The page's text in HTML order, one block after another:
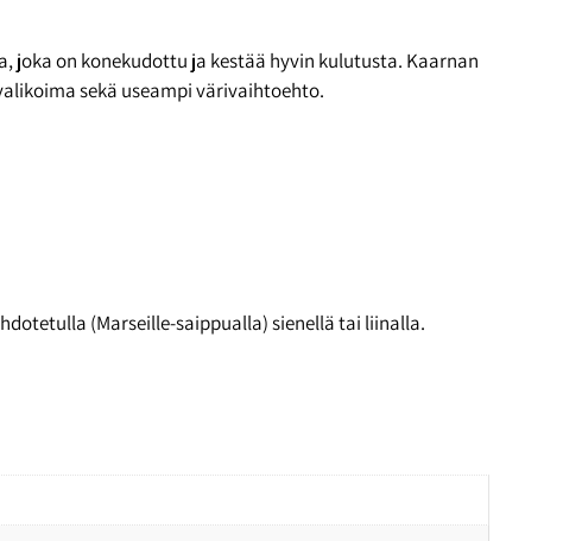
on konekudottu ja kestää hyvin kulutusta. Kaarnan
sekä useampi värivaihtoehto.
(Marseille-saippualla) sienellä tai liinalla.